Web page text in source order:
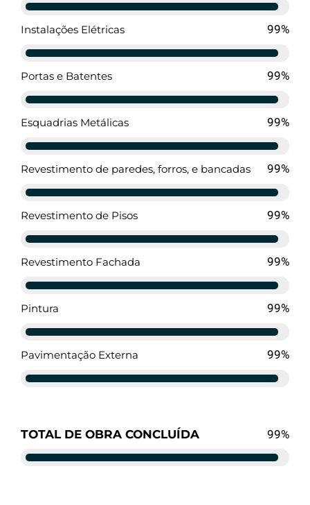
Instalações Elétricas 99%
Portas e Batentes 94%
Esquadrias Metálicas 94%
Revestimento de paredes, forros, e bancadas 94%
Revestimento de Pisos 94%
Revestimento Fachada 94%
Pintura 94%
Pavimentação Externa 94%
TOTAL DE OBRA CONCLUÍDA 94%